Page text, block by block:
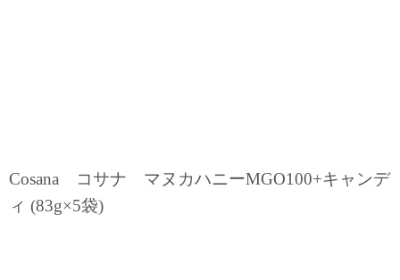
Cosana コサナ マヌカハニーMGO100+キャンデ
ィ (83g×5袋)